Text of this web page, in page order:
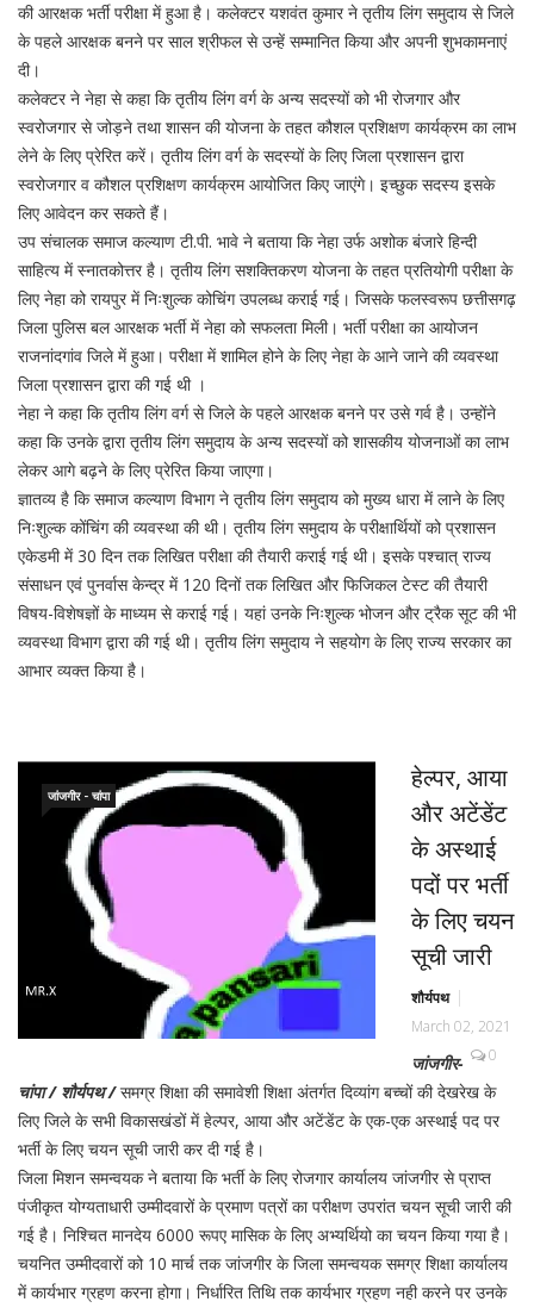
की आरक्षक भर्ती परीक्षा में हुआ है। कलेक्टर यशवंत कुमार ने तृतीय लिंग समुदाय से जिले
के पहले आरक्षक बनने पर साल श्रीफल से उन्हें सम्मानित किया और अपनी शुभकामनाएं
दी।
कलेक्टर ने नेहा से कहा कि तृतीय लिंग वर्ग के अन्य सदस्यों को भी रोजगार और
स्वरोजगार से जोड़ने तथा शासन की योजना के तहत कौशल प्रशिक्षण कार्यक्रम का लाभ
लेने के लिए प्रेरित करें। तृतीय लिंग वर्ग के सदस्यों के लिए जिला प्रशासन द्वारा
स्वरोजगार व कौशल प्रशिक्षण कार्यक्रम आयोजित किए जाएंगे। इच्छुक सदस्य इसके
लिए आवेदन कर सकते हैं।
उप संचालक समाज कल्याण टी.पी. भावे ने बताया कि नेहा उर्फ अशोक बंजारे हिन्दी
साहित्य में स्नातकोत्तर है। तृतीय लिंग सशक्तिकरण योजना के तहत प्रतियोगी परीक्षा के
लिए नेहा को रायपुर में निःशुल्क कोचिंग उपलब्ध कराई गई। जिसके फलस्वरूप छत्तीसगढ़
जिला पुलिस बल आरक्षक भर्ती में नेहा को सफलता मिली। भर्ती परीक्षा का आयोजन
राजनांदगांव जिले में हुआ। परीक्षा में शामिल होने के लिए नेहा के आने जाने की व्यवस्था
जिला प्रशासन द्वारा की गई थी ।
नेहा ने कहा कि तृतीय लिंग वर्ग से जिले के पहले आरक्षक बनने पर उसे गर्व है। उन्होंने
कहा कि उनके द्वारा तृतीय लिंग समुदाय के अन्य सदस्यों को शासकीय योजनाओं का लाभ
लेकर आगे बढ़ने के लिए प्रेरित किया जाएगा।
ज्ञातव्य है कि समाज कल्याण विभाग ने तृतीय लिंग समुदाय को मुख्य धारा में लाने के लिए
निःशुल्क कोंचिंग की व्यवस्था की थी। तृतीय लिंग समुदाय के परीक्षार्थियों को प्रशासन
एकेडमी में 30 दिन तक लिखित परीक्षा की तैयारी कराई गई थी। इसके पश्चात् राज्य
संसाधन एवं पुनर्वास केन्द्र में 120 दिनों तक लिखित और फिजिकल टेस्ट की तैयारी
विषय-विशेषज्ञों के माध्यम से कराई गई। यहां उनके निःशुल्क भोजन और ट्रैक सूट की भी
व्यवस्था विभाग द्वारा की गई थी। तृतीय लिंग समुदाय ने सहयोग के लिए राज्य सरकार का
आभार व्यक्त किया है।
जांजगीर - चांपा
हेल्पर, आया
और अटेंडेंट
के अस्थाई
पदों पर भर्ती
के लिए चयन
सूची जारी
शौर्यपथ
March 02, 2021
0
जांजगीर-
चांपा / शौर्यपथ / समग्र शिक्षा की समावेशी शिक्षा अंतर्गत दिव्यांग बच्चों की देखरेख के
लिए जिले के सभी विकासखंडों में हेल्पर, आया और अटेंडेंट के एक-एक अस्थाई पद पर
भर्ती के लिए चयन सूची जारी कर दी गई है।
जिला मिशन समन्वयक ने बताया कि भर्ती के लिए रोजगार कार्यालय जांजगीर से प्राप्त
पंजीकृत योग्यताधारी उम्मीदवारों के प्रमाण पत्रों का परीक्षण उपरांत चयन सूची जारी की
गई है। निश्चित मानदेय 6000 रूपए मासिक के लिए अभ्यर्थियो का चयन किया गया है।
चयनित उम्मीदवारों को 10 मार्च तक जांजगीर के जिला समन्वयक समग्र शिक्षा कार्यालय
में कार्यभार ग्रहण करना होगा। निर्धारित तिथि तक कार्यभार ग्रहण नही करने पर उनके